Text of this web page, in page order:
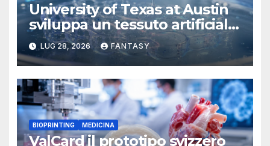
University of Texas at Austin
sviluppa un tessuto artificiale
stampabile in 3D che imita le
membrane dei tessuti
LUG 28, 2026 FANTASY
BIOPRINTING MEDICINA
ValCard il prototipo svizzero